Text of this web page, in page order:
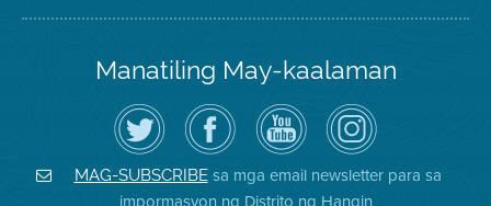
Manatiling May-kaalaman
I-
follow
ang
Air
District
sa
Twitter
Bisitahin
ang
Page
sa
Facebook
ng
Distrito
Channel
sa
YouTube
ng
Air
District
Air
District
on
Instagram
MAG-SUBSCRIBEsa mga email newsletter para sa